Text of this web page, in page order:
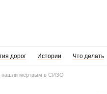
дорог Истории Что делать
нашли мёртвым в СИЗО